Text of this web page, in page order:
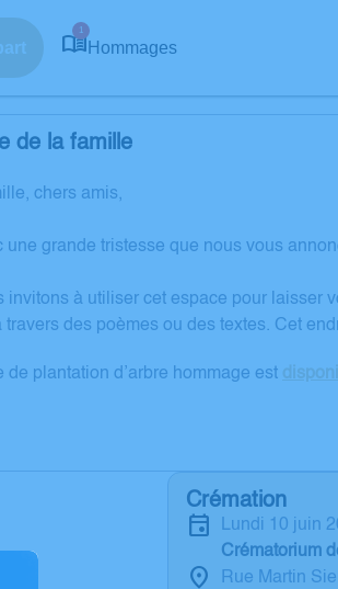
1
Hommages
de la famille
chers amis,
une grande tristesse que nous vous
invitons à utiliser cet espace pour laisser
travers des poèmes ou des textes. Cet
de plantation d’arbre hommage est
Crémation
lundi 10 juin
Crématorium
Rue Martin